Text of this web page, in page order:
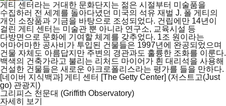
게티 센터라는 거대한 문화단지는 젊은 시절부터 미술품을
수집하러 전 세계를 돌아다녔던 미국의 석유 재벌 J. 폴 게티의
개인 소장품과 기금을 바탕으로 조성되었다. 건립에만 14년이
걸린 게티 센터는 미술관 뿐 아니라 연구소, 교육시설 등
다방면으로 문화에 기여할 체계를 갖추었다. 1조 원이라는
어마어마한 공사비가 투입된 건물들은 1997년에 완공되었으며
건물 자체도 아름답지만 주변의 경관과도 훌륭한 조화를 이룬다.
백색의 건축가라고 불리는 리처드 마이어가 흰 대리석을 사용해
건설한 건물들은 새로운 아크로폴리스라는 평가를 들을 만하다.
[네이버 지식백과] 게티 센터 [The Getty Center] (저스트고(Just
go) 관광지)
그리피스 천문대 (Griffith Observatory)
자세히 보기